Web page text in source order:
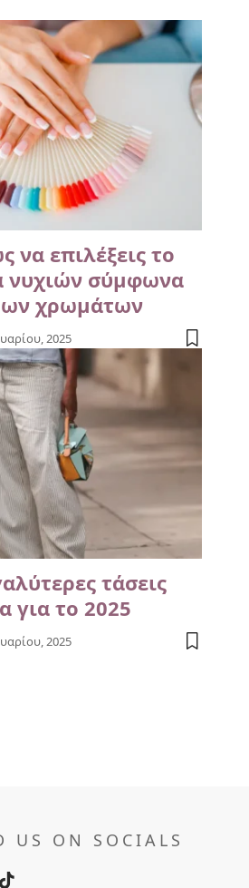
να επιλέξεις το
νυχιών σύμφωνα
χρωμάτων
2025
τάσεις
για το 2025
2025
US ON SOCIALS